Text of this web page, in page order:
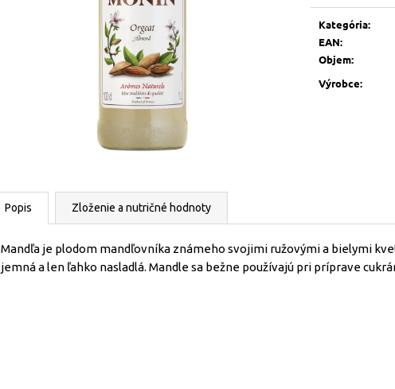
cena:
Kategória:
EAN:
Objem:
Výrobce:
Popis Zloženie a nutričné hodnoty
Mandľa je plodom mandľovníka známeho svojimi ružovými a bielymi
jemná a len ľahko nasladlá. Mandle sa bežne používajú pri príprave